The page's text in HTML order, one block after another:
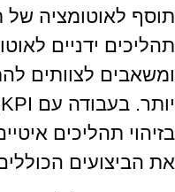
תוסף לאוטומציה של
תהליכים ידניים
ומשאבים לצוותים
בזיהוי תהליכים
את הביצועים